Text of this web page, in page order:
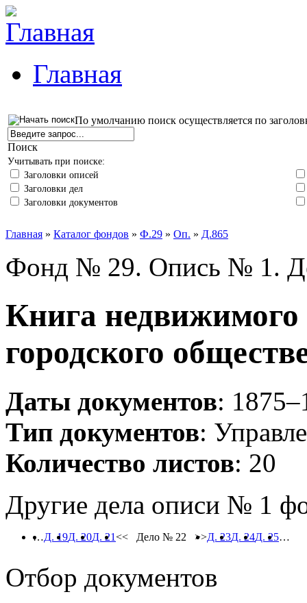
Главная
По умолчанию поиск осуществляется по
Поиск
Учитывать при поиске:
Заголовки описей
Заголовки дел
Заголовки документов
Главная » Каталог фондов » Ф.29 » Оп. » Д.865
Фонд № 29. Опись № 1.
Книга
городского
Даты документов:
Тип документов:
Количество листов: 20
Другие дела описи № 1
…Д. 19Д. 20Д. 21<< Дело № 22 >>Д. 23Д. 24Д. 25…
Отбор документов